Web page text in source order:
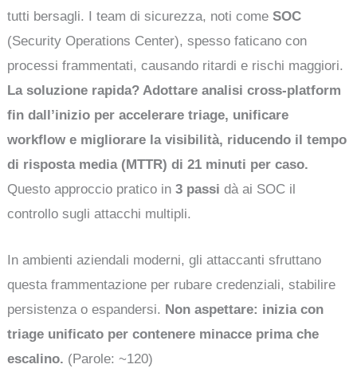
tutti bersagli. I team di sicurezza, noti comeSOC
(Security Operations Center), spesso faticano con
processi frammentati, causando ritardi e rischi maggiori.
La soluzione rapida? Adottare analisi cross-platform
fin dall’inizio per accelerare triage, unificare
workflow e migliorare la visibilità, riducendo il tempo
di risposta media (MTTR) di 21 minuti per caso.
Questo approccio pratico in3 passi dà ai SOC il
controllo sugli attacchi multipli.
In ambienti aziendali moderni, gli attaccanti sfruttano
questa frammentazione per rubare credenziali, stabilire
persistenza o espandersi. Non aspettare: inizia con
triage unificato per contenere minacce prima che
escalino. (Parole: ~120)